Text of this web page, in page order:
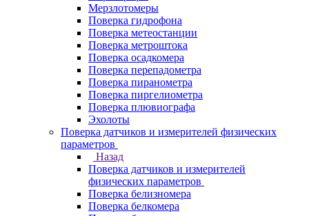
Мерзлотомеры
Поверка гидрофона
Поверка метеостанции
Поверка метроштока
Поверка осадкомера
Поверка перепадометра
Поверка пиранометра
Поверка пиргелиометра
Поверка плювиографа
Эхолоты
Поверка датчиков и измерителей физических
параметров
Назад
Поверка датчиков и измерителей
физических параметров
Поверка белизномера
Поверка белкомера